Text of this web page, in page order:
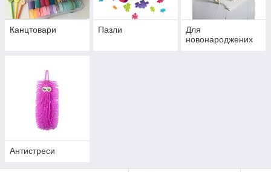
Канцтовари Пазли
Для
новонароджених
Антистреси